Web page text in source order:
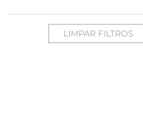
LIMPAR FILTROS